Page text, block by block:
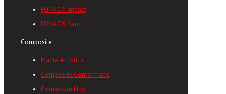
FONAC® Impact
FONAC® Band
Composite
Manta Acústica
Composite Conformado
Composite Liso